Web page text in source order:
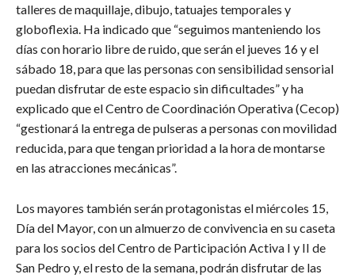
talleres de maquillaje, dibujo, tatuajes temporales y
globoflexia. Ha indicado que “seguimos manteniendo los
días con horario libre de ruido, que serán el jueves 16 y el
sábado 18, para que las personas con sensibilidad sensorial
puedan disfrutar de este espacio sin dificultades” y ha
explicado que el Centro de Coordinación Operativa (Cecop)
“gestionará la entrega de pulseras a personas con movilidad
reducida, para que tengan prioridad a la hora de montarse
en las atracciones mecánicas”.
Los mayores también serán protagonistas el miércoles 15,
Día del Mayor, con un almuerzo de convivencia en su caseta
para los socios del Centro de Participación Activa I y II de
San Pedro y, el resto de la semana, podrán disfrutar de las